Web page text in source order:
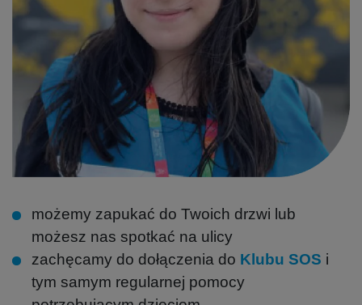
możemy zapukać do Twoich drzwi lub
możesz nas spotkać na ulicy
zachęcamy do dołączenia do Klubu SOS i
tym samym regularnej pomocy